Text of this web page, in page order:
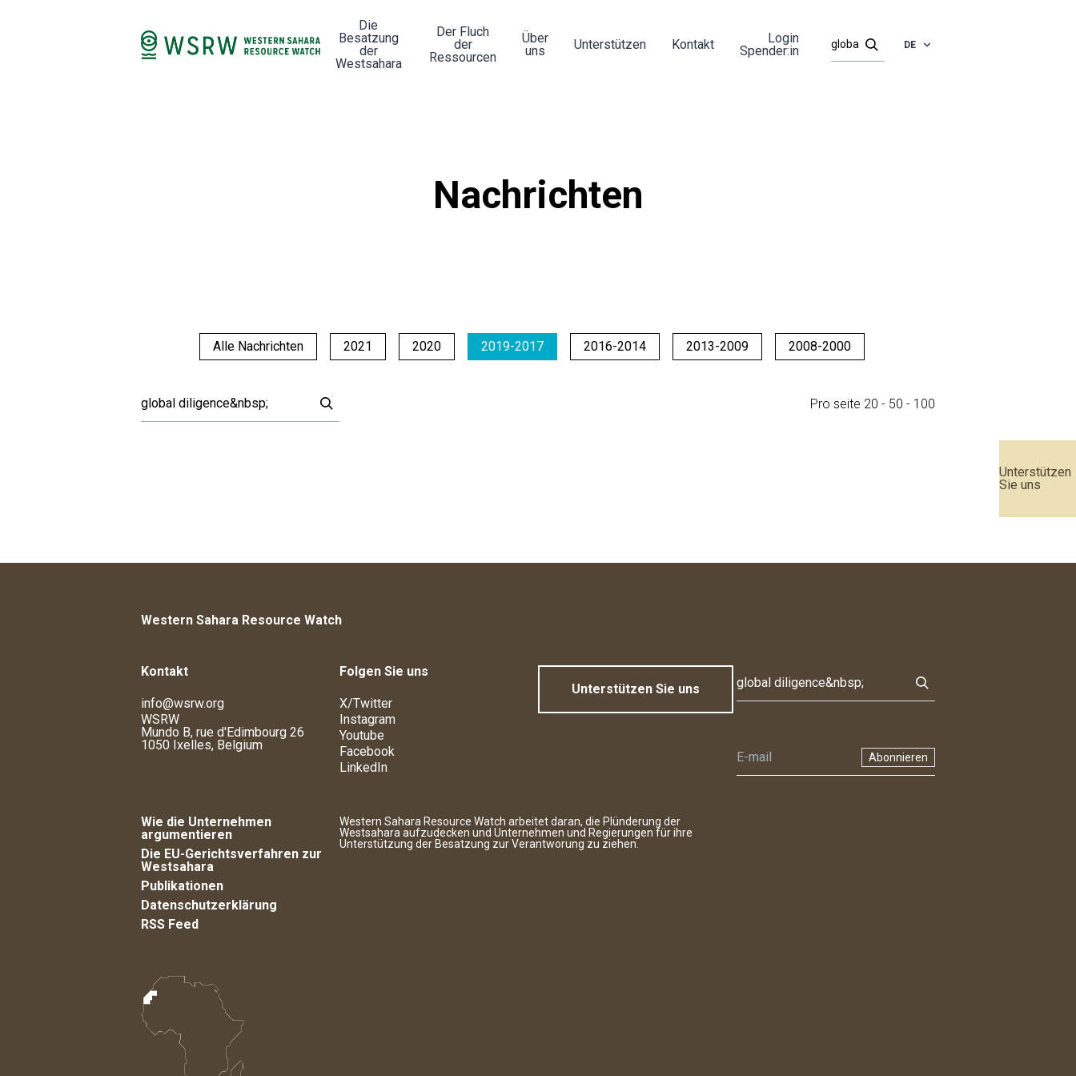
Unterstützen
Sie uns
Die
Besatzung
der
Westsahara
Der Fluch
der
Ressourcen
Über
uns
Unterstützen Kontakt
Login
Spender:in
DE
Nachrichten
Alle Nachrichten 2021 2020 2019-2017 2016-2014 2013-2009 2008-2000
Pro seite 20 - 50 - 100
Western Sahara Resource Watch
Kontakt
info@wsrw.org
WSRW
Mundo B, rue d'Edimbourg 26
1050 Ixelles, Belgium
Folgen Sie uns
X/Twitter
Instagram
Youtube
Facebook
LinkedIn
Unterstützen Sie uns
Abonnieren
Wie die Unternehmen
argumentieren
Die EU-Gerichtsverfahren zur
Westsahara
Publikationen
Datenschutzerklärung
RSS Feed
Western Sahara Resource Watch arbeitet daran, die Plünderung der
Westsahara aufzudecken und Unternehmen und Regierungen für ihre
Unterstützung der Besatzung zur Verantworung zu ziehen.